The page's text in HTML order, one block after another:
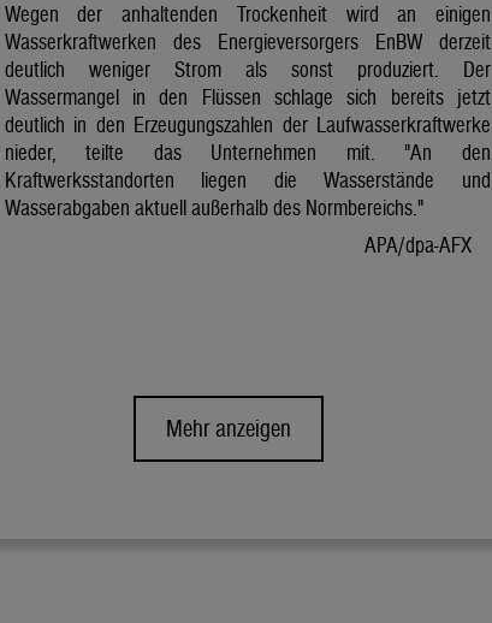
Wegen der anhaltenden Trockenheit wird an einigen
Wasserkraftwerken des Energieversorgers EnBW derzeit
deutlich weniger Strom als sonst produziert. Der
Wassermangel in den Flüssen schlage sich bereits jetzt
deutlich in den Erzeugungszahlen der Laufwasserkraftwerke
nieder, teilte das Unternehmen mit. "An den
Kraftwerksstandorten liegen die Wasserstände und
Wasserabgaben aktuell außerhalb des Normbereichs."
APA/dpa-AFX
Mehr anzeigen